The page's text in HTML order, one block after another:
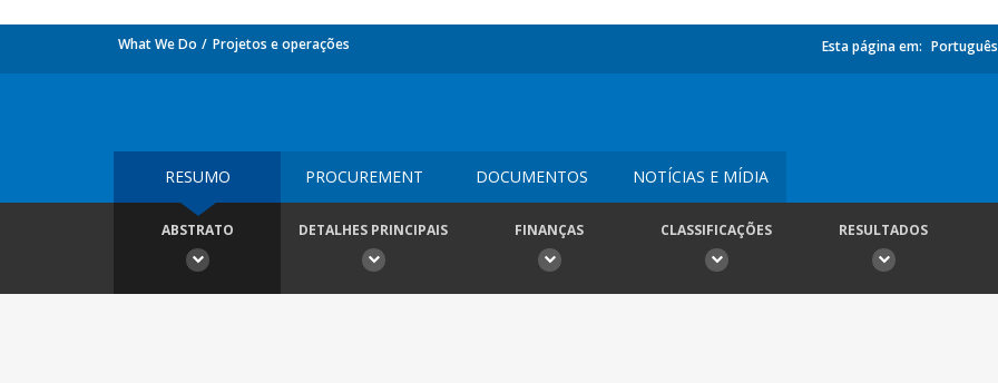
What We Do Projetos e operações Esta página em: Português
RESUMO PROCUREMENT DOCUMENTOS NOTÍCIAS E MÍDIA
ABSTRATO DETALHES PRINCIPAIS FINANÇAS CLASSIFICAÇÕES RESULTADOS